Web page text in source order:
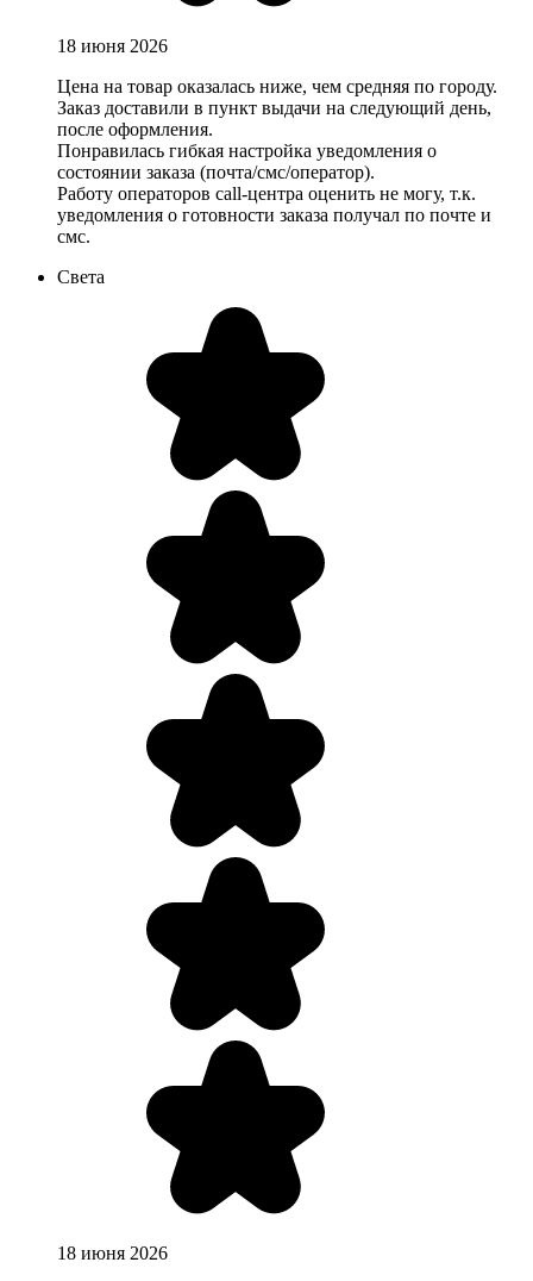
18 июня 2026
Цена на товар оказалась ниже, чем средняя по городу.
Заказ доставили в пункт выдачи на следующий день,
после оформления.
Понравилась гибкая настройка уведомления о
состоянии заказа (почта/смс/оператор).
Работу операторов call-центра оценить не могу, т.к.
уведомления о готовности заказа получал по почте и
смс.
Света
18 июня 2026